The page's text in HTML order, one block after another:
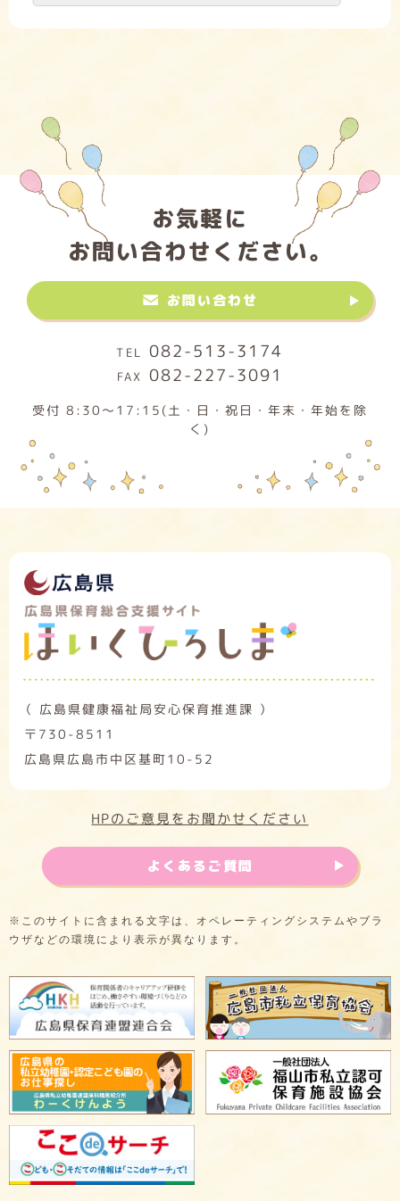
お気軽に
お問い合わせください。
お問い合わせ
082-513-3174
082-227-3091
受付 8:30～17:15(土・日・祝日・年末・年始を除
く)
（ 広島県健康福祉局安心保育推進課 ）
〒730-8511
広島県広島市中区基町10-52
HPのご意見をお聞かせください
よくあるご質問
※このサイトに含まれる文字は、オペレーティングシステムやブラ
ウザなどの環境により表示が異なります。